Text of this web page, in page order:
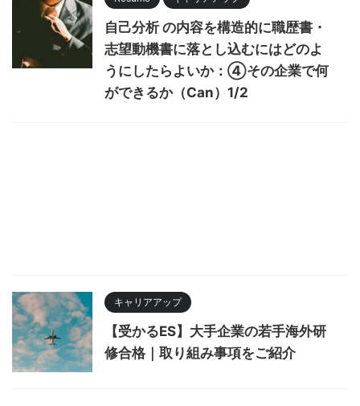
自己分析 の内容を構造的に職歴書・
志望動機書に落とし込むにはどのよ
うにしたらよいか：④その企業で何
ができるか（Can）1/2
キャリアアップ
【受かるES】大手企業の若手海外研
修合格｜取り組み事項をご紹介